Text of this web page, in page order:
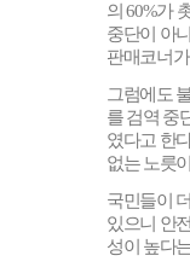
의60%가
중단이 아
판매코너
그럼에도
를 검역 중
였다고 한
없는 노릇
국민들이
있으니 안
성이 높다